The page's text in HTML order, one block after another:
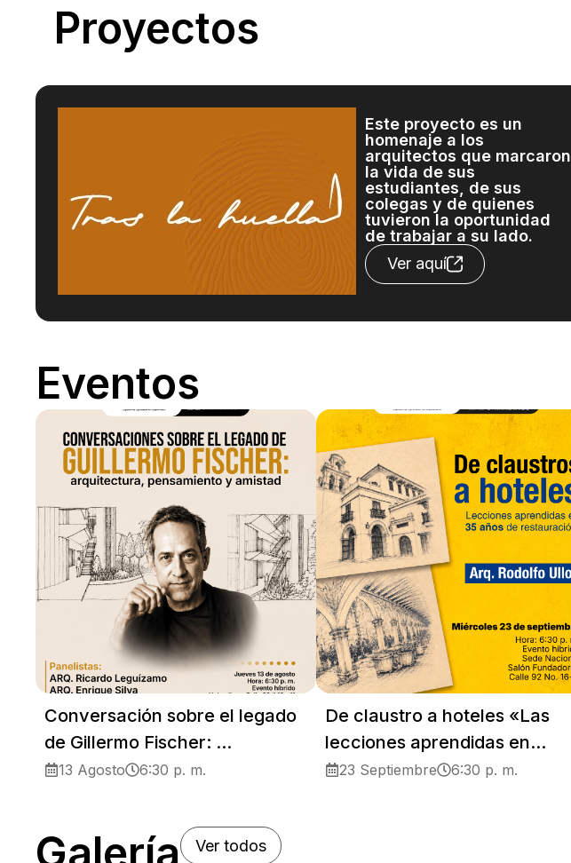
Proyectos
Este proyecto es un
homenaje a los
arquitectos que marcaron
la vida de sus
estudiantes, de sus
colegas y de quienes
tuvieron la oportunidad
de trabajar a su lado.
Ver aquí
Eventos
Conversación sobre el legado
de Gillermo Fischer: ...
13 Agosto 6:30 p. m.
De claustro a hoteles «Las
lecciones aprendidas en...
23 Septiembre 6:30 p. m.
Ver todos